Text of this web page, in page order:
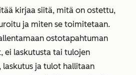
kirjaa siitä, mitä on ostettu,
ja miten se toimitetaan.
ostotapahtuman
ei laskutusta tai tulojen
laskutus ja tulot hallitaan